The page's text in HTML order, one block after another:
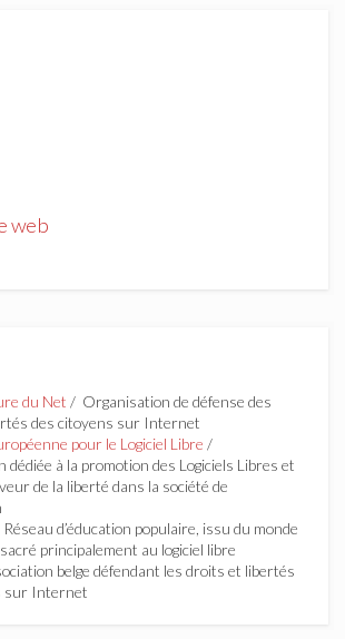
web
du Net / Organisation de défense des
des citoyens sur Internet
pour le Logiciel Libre /
dédiée à la promotion des Logiciels Libres et
de la liberté dans la société de
d’éducation populaire, issu du monde
principalement au logiciel libre
belge défendant les droits et libertés
sur Internet